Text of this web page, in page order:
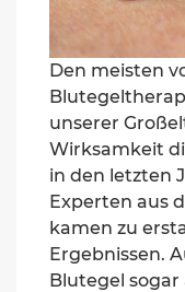
Den meisten
unserer
Wirksamkeit
in den letzten
Experten aus
kamen zu
Ergebnissen.
Blutegel